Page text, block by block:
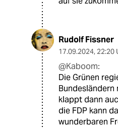
Rudolf Fissner
17.09.2024, 22:20
@Kaboom:
Die Grünen
Bundesländern
klappt dann
die FDP kann
wunderbaren